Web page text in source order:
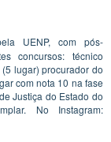
UENP, com pós-
concursos: técnico
lugar) procurador do
com nota 10 na fase
Justiça do Estado do
No Instagram: